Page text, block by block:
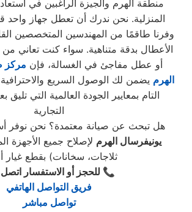
منطقة الهرم والجيزة الراغبين في
المنزلية. نحن ندرك أن تعطل جهاز واحد
وفرنا طاقمًا من المهندسين المتخصصين
الأعطال بدقة متناهية. سواء كنت تعاني
أو عطل مفاجئ في الغسالة، فإن مركز
الهرم يضمن لك الوصول السريع والاحترافية
التام بمعايير الجودة العالمية التي تليق
التجارية
هل تبحث عن صيانة معتمدة؟ نحن نوفر
يونيفرسال الهرم لإصلاح جميع الأجهزة
ثلاجات، سخانات) بقطع غيار
📞
فريق التواصل الهاتفي
تواصل مباشر